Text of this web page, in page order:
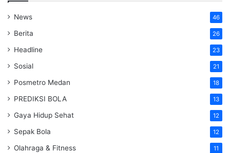
News 46
Berita 26
Headline 23
Sosial 21
Posmetro Medan 18
PREDIKSI BOLA 13
Gaya Hidup Sehat 12
Sepak Bola 12
Olahraga & Fitness 11